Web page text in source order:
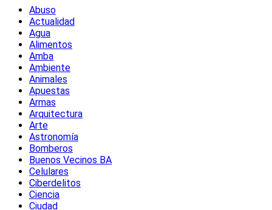
Abuso
Actualidad
Agua
Alimentos
Amba
Ambiente
Animales
Apuestas
Armas
Arquitectura
Arte
Astronomía
Bomberos
Buenos Vecinos BA
Celulares
Ciberdelitos
Ciencia
Ciudad